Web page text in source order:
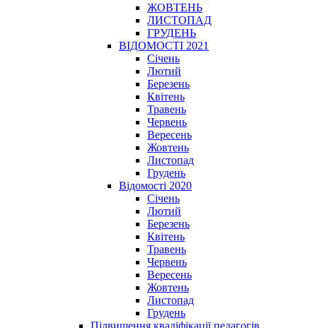
ЖОВТЕНЬ
ЛИСТОПАД
ГРУДЕНЬ
ВІДОМОСТІ 2021
Січень
Лютий
Березень
Квітень
Травень
Червень
Вересень
Жовтень
Листопад
Грудень
Відомості 2020
Січень
Лютий
Березень
Квітень
Травень
Червень
Вересень
Жовтень
Листопад
Грудень
Підвищення кваліфікації педагогів